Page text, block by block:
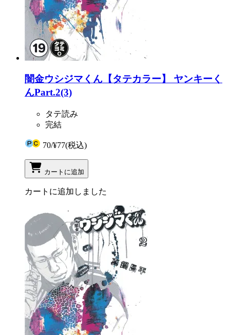
闇金ウシジマくん【タテカラー】 ヤンキーく
んPart.2(3)
タテ読み
完結
70/¥77(税込)
カートに追加
カートに追加しました